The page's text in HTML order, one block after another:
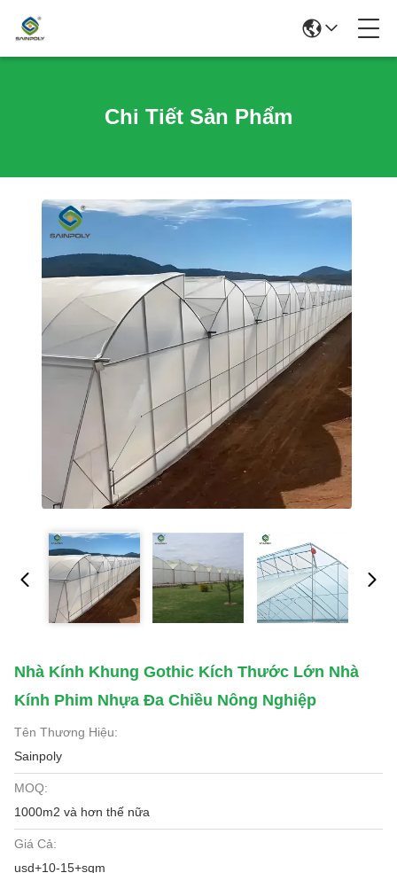
Chi Tiết Sản Phẩm
Nhà Kính Khung Gothic Kích Thước Lớn Nhà
Kính Phim Nhựa Đa Chiều Nông Nghiệp
Tên Thương Hiệu:
Sainpoly
MOQ:
1000m2 và hơn thế nữa
Giá Cả:
usd+10-15+sqm